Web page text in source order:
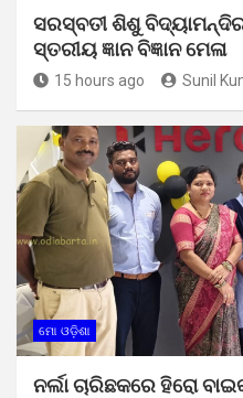
ସରସ୍ବତୀ ଶିଶୁ
ସ୍ତରୀୟ ଜ୍ଞାନ ବିଜ୍ଞାନ ମେଳା
15 hours ago Sunil
ମୋ ଓଡ଼ିଶା
ନର୍ଲା ଚାରିଛକରେ ହିରୋ